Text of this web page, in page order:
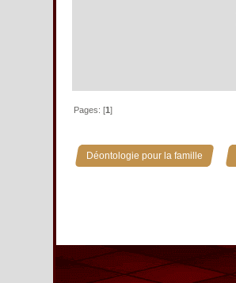
Pages: [1]
Déontologie pour la famille »